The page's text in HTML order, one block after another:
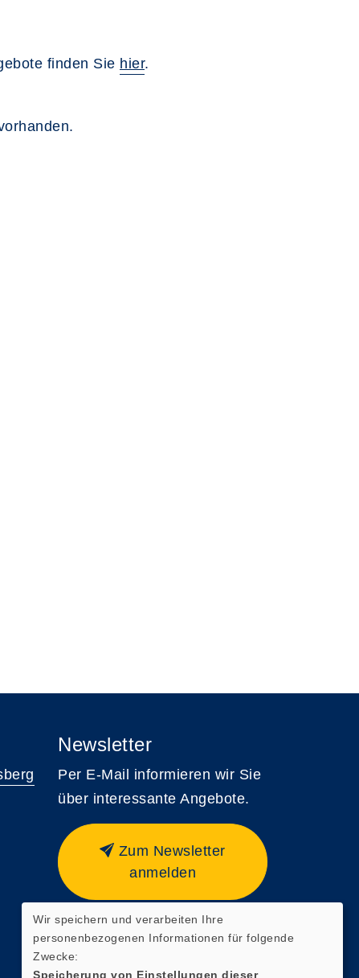
finden Sie hier.
Newsletter
Per E-Mail informieren wir Sie
über interessante Angebote.
Zum Newsletter
anmelden
Wir speichern und verarbeiten Ihre
personenbezogenen Informationen für folgende
Zwecke:
Speicherung von Einstellungen dieser